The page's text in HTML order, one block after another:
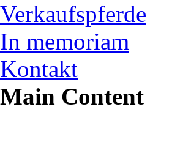
Verkaufspferde
In memoriam
Kontakt
Main Content